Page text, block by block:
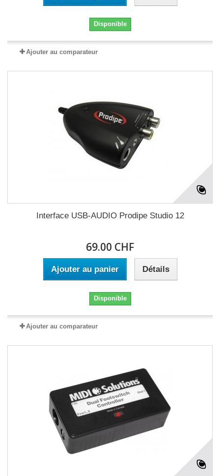
Disponible
Ajouter au comparateur
Interface USB-AUDIO Prodipe Studio 12
69.00 CHF
Ajouter au panier Détails
Disponible
Ajouter au comparateur